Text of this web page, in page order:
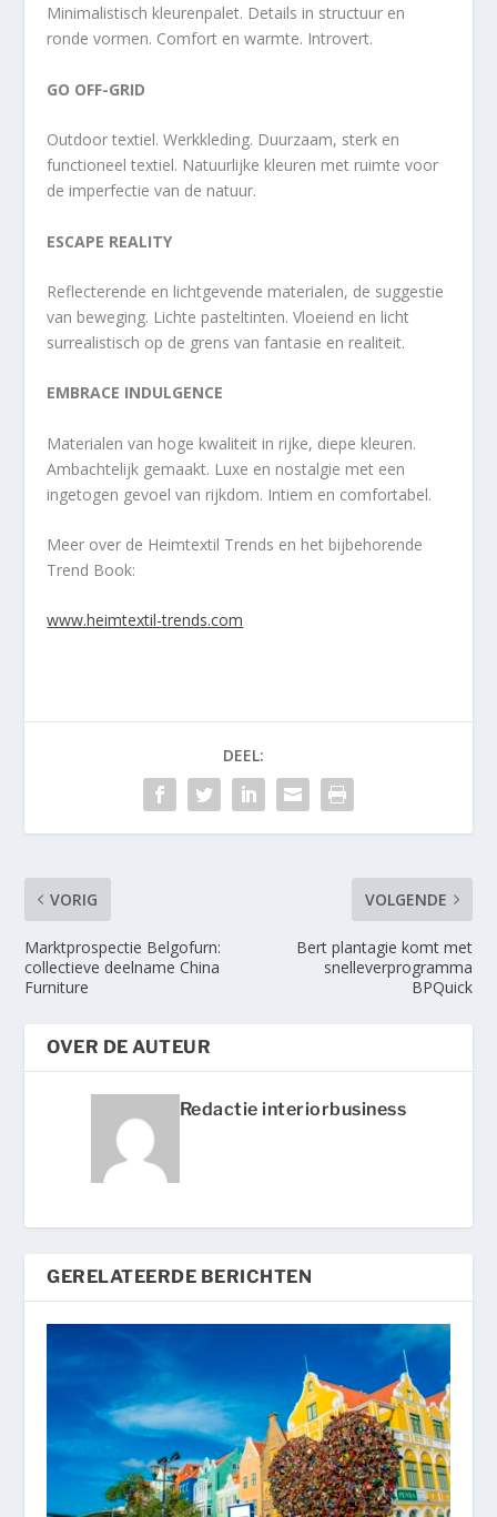
Minimalistisch kleurenpalet. Details in structuur en
ronde vormen. Comfort en warmte. Introvert.
GO OFF-GRID
Outdoor textiel. Werkkleding. Duurzaam, sterk en
functioneel textiel. Natuurlijke kleuren met ruimte voor
de imperfectie van de natuur.
ESCAPE REALITY
Reflecterende en lichtgevende materialen, de suggestie
van beweging. Lichte pasteltinten. Vloeiend en licht
surrealistisch op de grens van fantasie en realiteit.
EMBRACE INDULGENCE
Materialen van hoge kwaliteit in rijke, diepe kleuren.
Ambachtelijk gemaakt. Luxe en nostalgie met een
ingetogen gevoel van rijkdom. Intiem en comfortabel.
Meer over de Heimtextil Trends en het bijbehorende
Trend Book:
www.heimtextil-trends.com
DEEL:
VORIG
Marktprospectie Belgofurn:
collectieve deelname China
Furniture
VOLGENDE
Bert plantagie komt met
snelleverprogramma
BPQuick
OVER DE AUTEUR
Redactie interiorbusiness
GERELATEERDE BERICHTEN